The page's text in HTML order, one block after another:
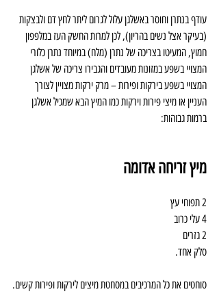
עודף בנתרן וחוסר באשלגן עלול לגרום ליתר לחץ דם ולבצקות
(בעיקר אצל נשים בהריון), לכן למרות החשק העז במלפפון
חמוץ, המעיטו בצריכה של נתרן (מלח) במיוחד נתרן כלורי
המצויי בשפע במזונות מעובדים והגבירו צריכה של אשלגן
המצויי בשפע בירקות ופירות – מרק ירקות מצויין לצורך
העניין או מיצי פירות וירקות כמו המיץ הבא שמכיל אשלגן
ברמות גבוהות:
מיץ זריחה אדומה
2 תפוחי עץ
4 עלי כרוב
2 גזרים
סלק אחד.
סוחטים את כל המרכיבים במסחטת מיצים לירקות ופירות קשים.